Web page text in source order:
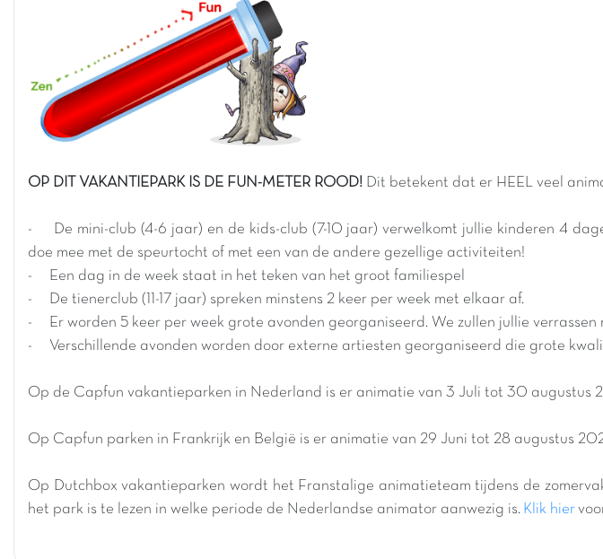
OP DIT VAKANTIEPARK IS DE FUN-METER ROOD! Dit betekent dat er HEEL veel
- De mini-club (4-6 jaar) en de kids-club (7-10 jaar) verwelkomt jullie kinderen 4
doe mee met de speurtocht of met een van de andere gezellige activiteiten!
- Een dag in de week staat in het teken van het groot familiespel
- De tienerclub (11-17 jaar) spreken minstens 2 keer per week met elkaar af.
- Er worden 5 keer per week grote avonden georganiseerd. We zullen jullie
- Verschillende avonden worden door externe artiesten georganiseerd die grote
Op de Capfun vakantieparken in Nederland is er animatie van 3 Juli tot 30 augustus
Op Capfun parken in Frankrijk en België is er animatie van 29 Juni tot 28 augustus
Op Dutchbox vakantieparken wordt het Franstalige animatieteam tijdens de
het park is te lezen in welke periode de Nederlandse animator aanwezig is. Klik hier